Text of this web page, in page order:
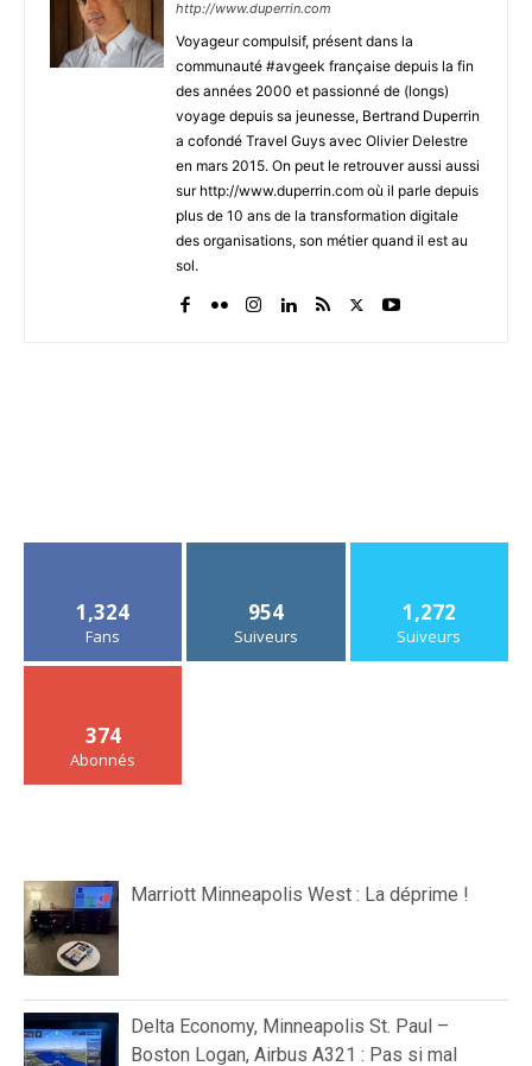
http://www.duperrin.com
Voyageur compulsif, présent dans la
communauté #avgeek française depuis la fin
des années 2000 et passionné de (longs)
voyage depuis sa jeunesse, Bertrand Duperrin
a cofondé Travel Guys avec Olivier Delestre
en mars 2015. On peut le retrouver aussi aussi
sur http://www.duperrin.com où il parle depuis
plus de 10 ans de la transformation digitale
des organisations, son métier quand il est au
sol.
1,324
Fans
954
Suiveurs
1,272
Suiveurs
374
Abonnés
Marriott Minneapolis West : La déprime !
Delta Economy, Minneapolis St. Paul –
Boston Logan, Airbus A321 : Pas si mal